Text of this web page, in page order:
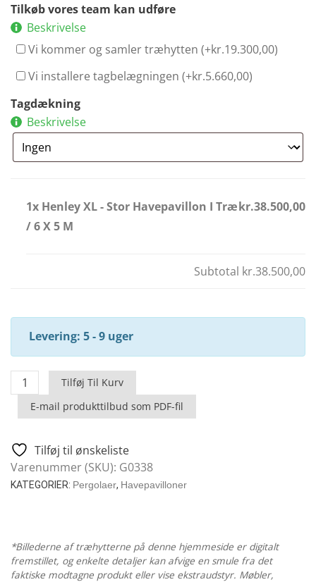
Tilkøb vores team kan udføre
Beskrivelse
Vi kommer og samler træhytten (+kr.19.300,00)
Vi installere tagbelægningen (+kr.5.660,00)
Tagdækning
Beskrivelse
1x Henley XL - Stor Havepavillon I Træ
/ 6 X 5 M
kr.38.500,00
Subtotal kr.38.500,00
Levering: 5 - 9 uger
Henley
XL
Havepavillon
I
Træ
5
M
Tilføj Til Kurv
E-mail produkttilbud som PDF-fil
Tilføj til ønskeliste
Varenummer (SKU): G0338
KATEGORIER: Pergolaer, Havepavilloner
*Billederne af træhytterne på denne hjemmeside er digitalt
fremstillet, og enkelte detaljer kan afvige en smule fra det
faktiske modtagne produkt eller vise ekstraudstyr. Møbler,